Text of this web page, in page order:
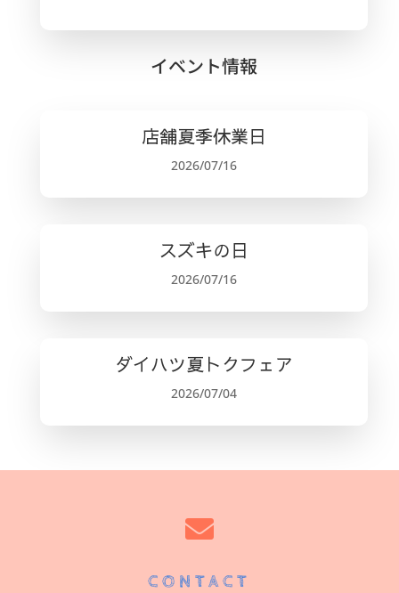
イベント情報
店舗夏季休業日
2026/07/16
スズキの日
2026/07/16
ダイハツ夏トクフェア
2026/07/04

CONTACT